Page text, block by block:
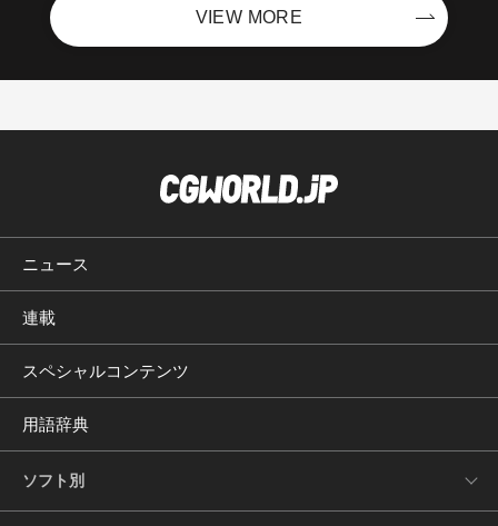
VIEW MORE
ニュース
連載
スペシャルコンテンツ
用語辞典
ソフト別